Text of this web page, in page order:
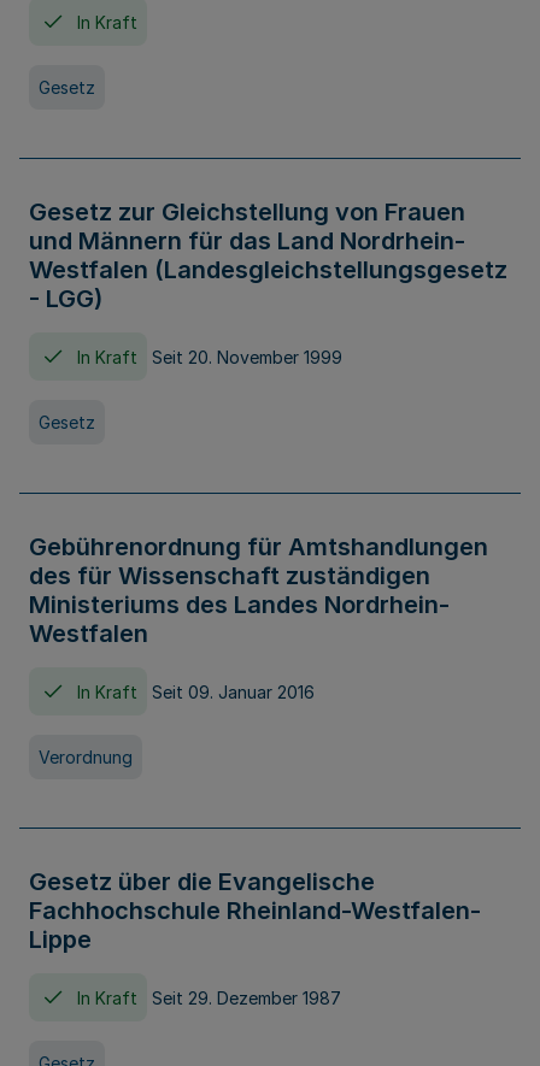
In Kraft
Gesetz
Gesetz zur Gleichstellung von Frauen
und Männern für das Land Nordrhein-
Westfalen (Landesgleichstellungsgesetz
- LGG)
In Kraft Seit 20. November 1999
Gesetz
Gebührenordnung für Amtshandlungen
des für Wissenschaft zuständigen
Ministeriums des Landes Nordrhein-
Westfalen
In Kraft Seit 09. Januar 2016
Verordnung
Gesetz über die Evangelische
Fachhochschule Rheinland-Westfalen-
Lippe
In Kraft Seit 29. Dezember 1987